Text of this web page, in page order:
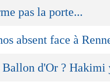
pas la porte...
absent face à
Ballon d'Or ? Hakimi